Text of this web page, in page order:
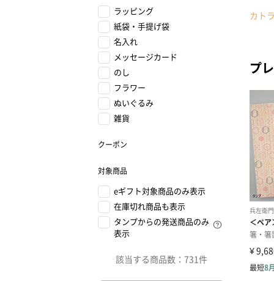
ラッピング
紙袋・手提げ袋
名入れ
メッセージカード
のし
フラワー
ぬいぐるみ
雑貨
クーポン
対象商品
eギフト対象商品のみ表示
在庫切れ商品も表示
タンプからの発送商品のみ
表示
該当する商品数： 731件
カト
プ